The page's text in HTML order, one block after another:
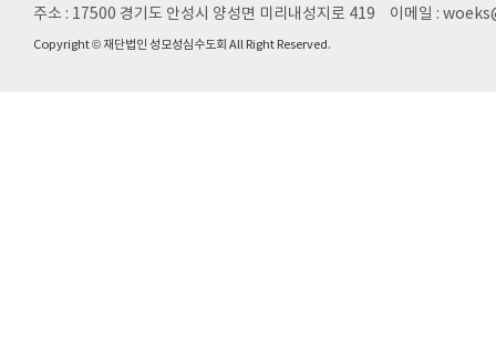
주소 : 17500 경기도 안성시 양성면 미리내성지로 419 이메일 :
Copyright © 재단법인 성모성심수도회 All Right Reserved.